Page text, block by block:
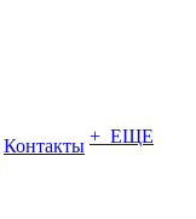
Контакты + ЕЩЕ